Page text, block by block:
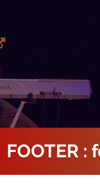
FOOTER :